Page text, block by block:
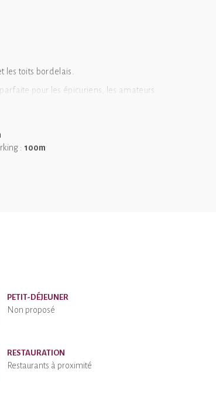
les toits bordelais.
pour les épicuriens, les amateurs
: 100m
PETIT-DÉJEUNER
Non proposé
RESTAURATION
Restaurants à proximité